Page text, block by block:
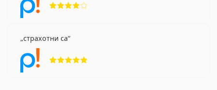
страхотни са